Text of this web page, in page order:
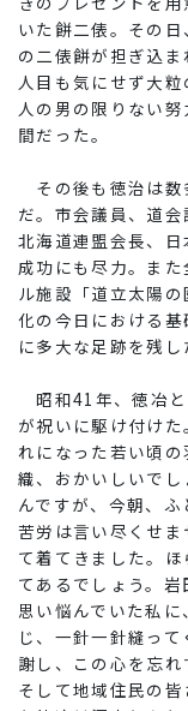
いた餅二俵。その
の二俵餅が担ぎ込
人目も気にせず大
人の男の限りない
間だった。
その後も徳治は数
だ。市会議員、道
北海道連盟会長、
成功にも尽力。ま
ル施設「道立太陽
化の今日における
に多大な足跡を残し
昭和41年、徳冶と
が祝いに駆け付け
れになった若い頃
織、おかいしいで
んですが、今朝、
苦労は言い尽くせ
て着てきました。
てあるでしょう。
思い悩んでいた私
じ、一針一針縫っ
謝し、この心を忘れ
そして地域住民の